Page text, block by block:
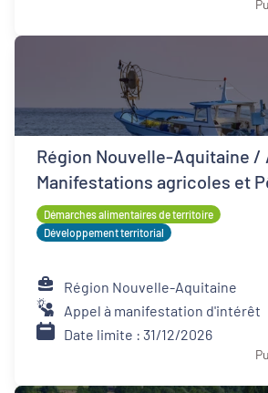
Région Nouvelle-Aquitaine /
Manifestations agricoles et
Démarches alimentaires de territoire
Développement territorial
Région Nouvelle-Aquitaine
Appel à manifestation d'intérêt
Date limite : 31/12/2026